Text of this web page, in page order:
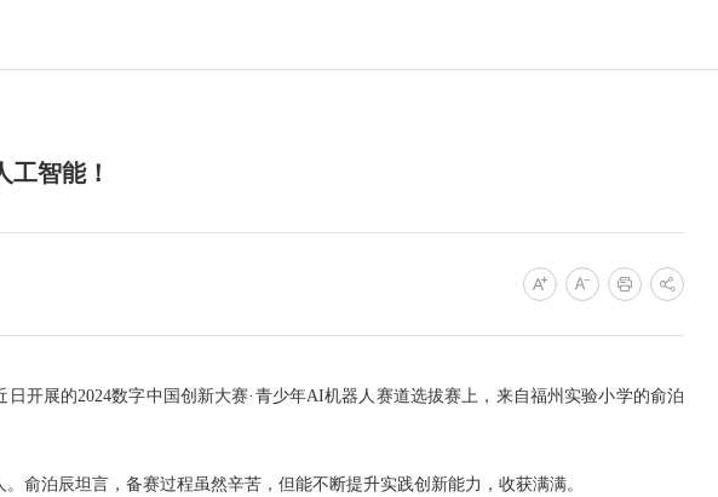
智能！
展的2024数字中国创新大赛·青少年AI机器人赛道选拔赛上，来自福州实验小学的俞泊
泊辰坦言，备赛过程虽然辛苦，但能不断提升实践创新能力，收获满满。